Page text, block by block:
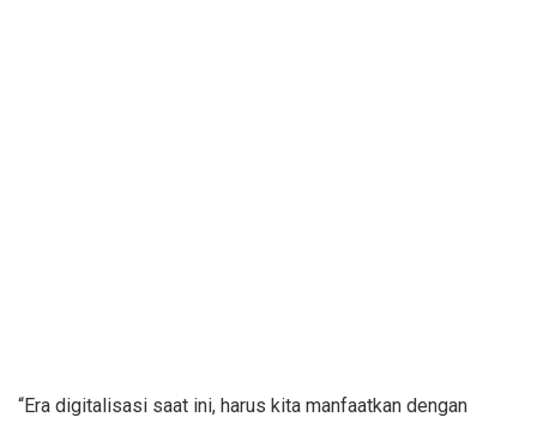
“Era digitalisasi saat ini, harus kita manfaatkan dengan